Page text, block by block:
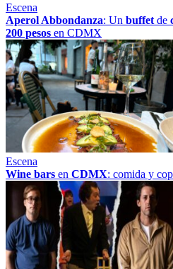
Escena
Aperol Abbondanza: Un buffet de
200 pesos en CDMX
Escena
Wine bars en CDMX: comida y